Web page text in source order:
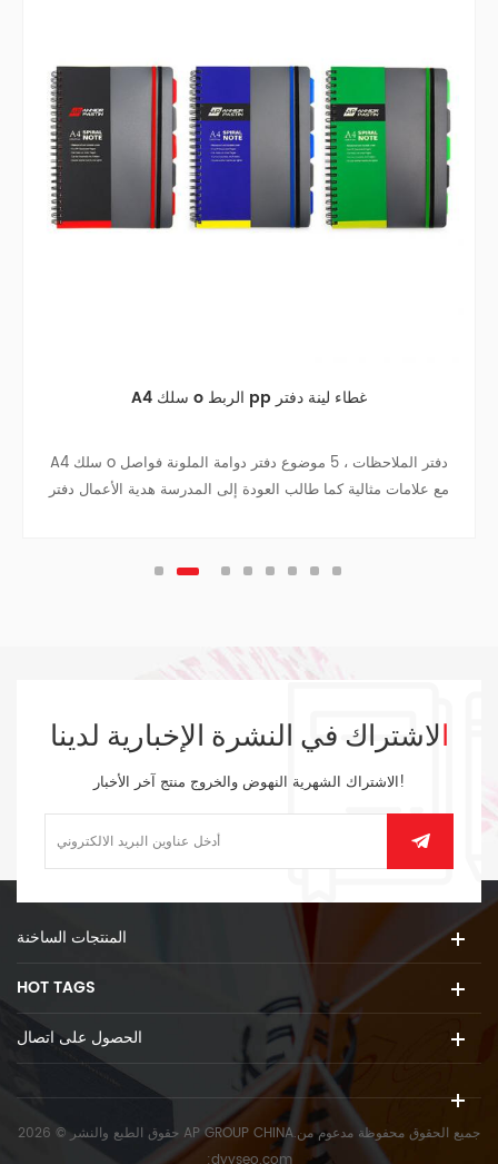
A4 سلك o الربط pp غطاء لينة دفتر
A4 سلك o دفتر الملاحظات ، 5 موضوع دفتر دوامة الملونة فواصل
مع علامات مثالية كما طالب العودة إلى المدرسة هدية الأعمال دفتر
الاشتراك في النشرة الإخبارية لدينا
الاشتراك الشهرية النهوض والخروج منتج آخر الأخبار!
المنتجات الساخنة
HOT TAGS
الحصول على اتصال
حقوق الطبع والنشر © 2026 AP GROUP CHINA.جميع الحقوق محفوظة مدعوم من